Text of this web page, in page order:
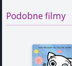
Podobne filmy